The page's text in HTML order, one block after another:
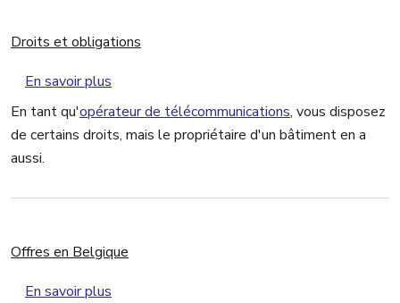
Droits et obligations
En savoir plus
En tant qu'opérateur de télécommunications, vous disposez
de certains droits, mais le propriétaire d'un bâtiment en a
aussi.
Offres en Belgique
En savoir plus